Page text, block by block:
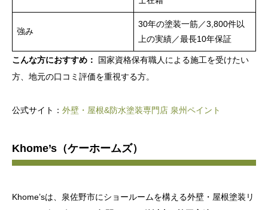
強み
30年の塗装一筋／3,800件以
上の実績／最長10年保証
こんな方におすすめ：
国家資格保有職人による施工を受けたい
方、地元の口コミ評価を重視する方。
公式サイト： 外壁・屋根&防水塗装専門店 泉州ペイント
Khome’s（ケーホームズ）
Khome’sは、泉佐野市にショールームを構える外壁・屋根塗装リ